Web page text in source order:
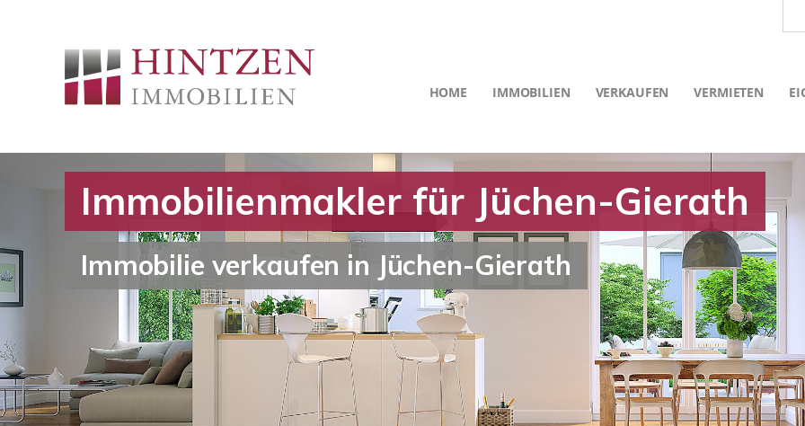
HOME IMMOBILIEN VERKAUFEN VERMIETEN
Immobilienmakler für Jüchen-Gierath
Immobilie verkaufen in Jüchen-Gierath